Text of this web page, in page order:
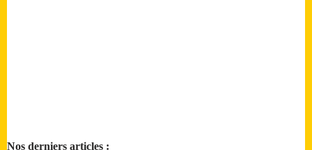
Nos derniers articles :